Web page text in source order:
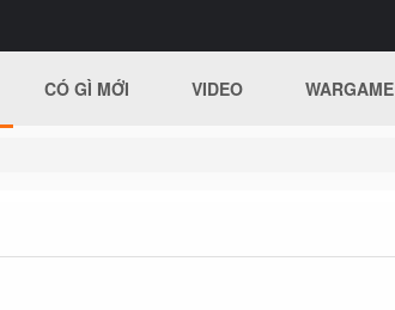
CÓ GÌ MỚI VIDEO WARGAME